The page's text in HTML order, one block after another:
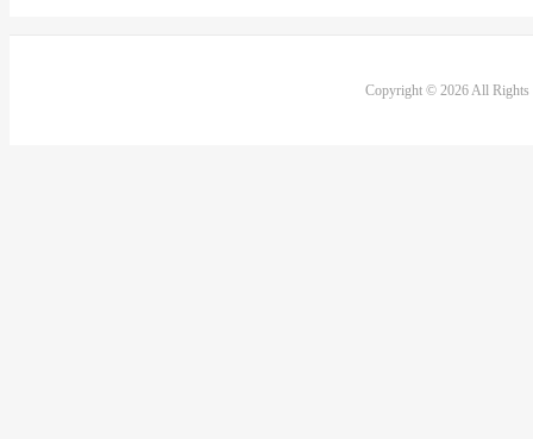
Copyright © 2026 All